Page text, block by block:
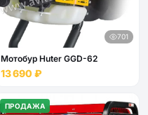
701
Мотобур Huter GGD-62
13 690 ₽
ПРОДАЖА